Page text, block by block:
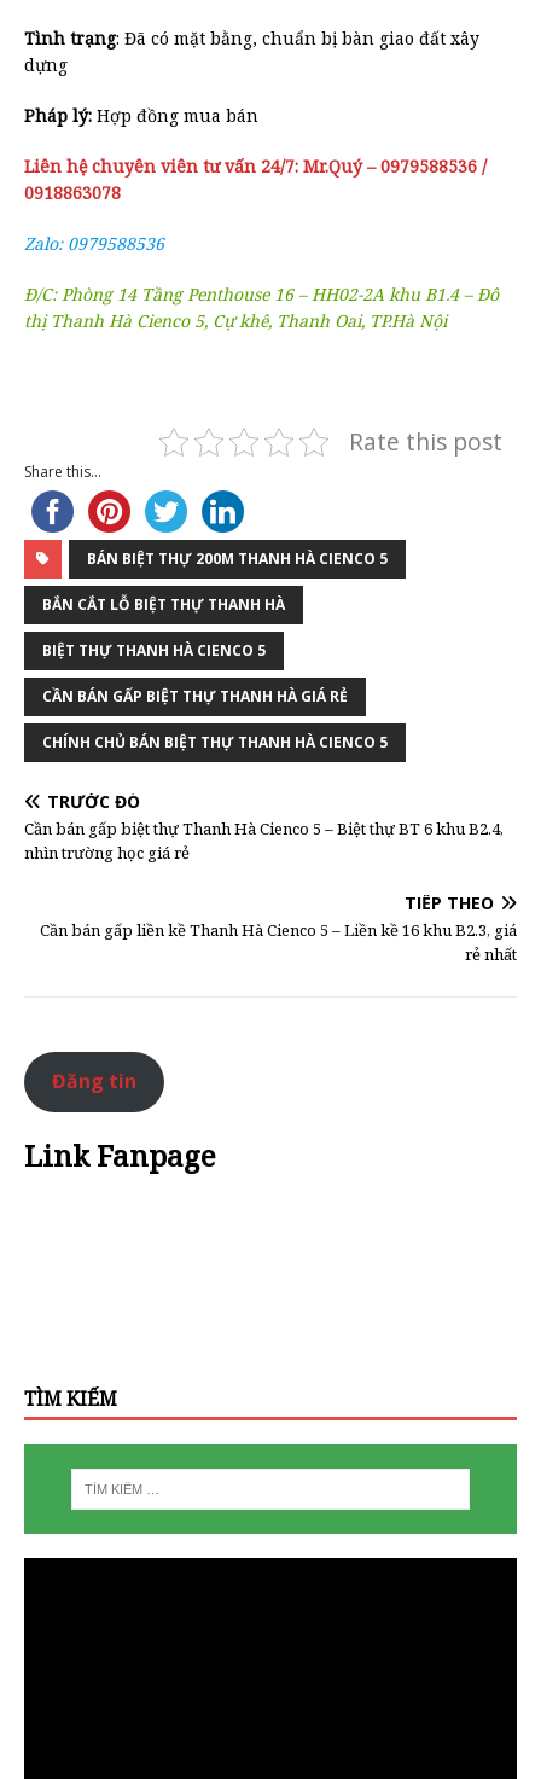
Tình trạng: Đã có mặt bằng, chuẩn bị bàn giao đất xây
dựng
Pháp lý: Hợp đồng mua bán
Liên hệ chuyên viên tư vấn 24/7: Mr.Quý – 0979588536 /
0918863078
Zalo: 0979588536
Đ/C: Phòng 14 Tầng Penthouse 16 – HH02-2A khu B1.4 – Đô
thị Thanh Hà Cienco 5, Cự khê, Thanh Oai, TP.Hà Nội
Rate this post
Share this...
BÁN BIỆT THỰ 200M THANH HÀ CIENCO 5
BẮN CẮT LỖ BIỆT THỰ THANH HÀ
BIỆT THỰ THANH HÀ CIENCO 5
CẦN BÁN GẤP BIỆT THỰ THANH HÀ GIÁ RẺ
CHÍNH CHỦ BÁN BIỆT THỰ THANH HÀ CIENCO 5
TRƯỚC ĐÓ
Cần bán gấp biệt thự Thanh Hà Cienco 5 – Biệt thự BT 6 khu B2.4,
nhìn trường học giá rẻ
TIẾP THEO
Cần bán gấp liền kề Thanh Hà Cienco 5 – Liền kề 16 khu B2.3, giá
rẻ nhất
Đăng tin
Link Fanpage
TÌM KIẾM